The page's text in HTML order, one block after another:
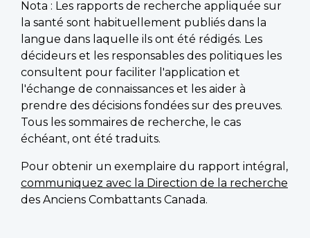
Nota : Les rapports de recherche appliquée sur
la santé sont habituellement publiés dans la
langue dans laquelle ils ont été rédigés. Les
décideurs et les responsables des politiques les
consultent pour faciliter l'application et
l'échange de connaissances et les aider à
prendre des décisions fondées sur des preuves.
Tous les sommaires de recherche, le cas
échéant, ont été traduits.
Pour obtenir un exemplaire du rapport intégral,
communiquez avec la Direction de la recherche
des Anciens Combattants Canada.